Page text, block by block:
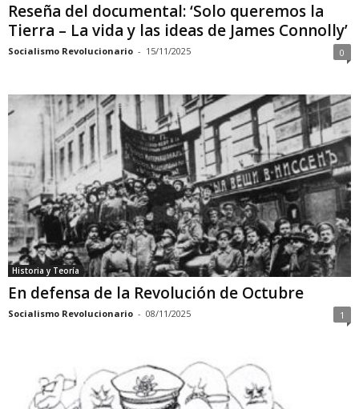
Reseña del documental: ‘Solo queremos la
Tierra – La vida y las ideas de James Connolly’
Socialismo Revolucionario - 15/11/2025 0
Historia y Teoría
En defensa de la Revolución de Octubre
Socialismo Revolucionario - 08/11/2025 1